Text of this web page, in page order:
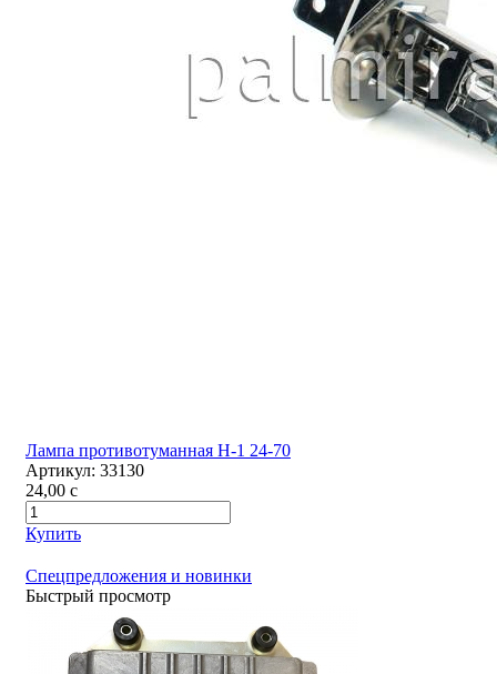
Лампа противотуманная H-1 24-70
Артикул: 33130
24,00 c
Купить
Спецпредложения и новинки
Быстрый просмотр